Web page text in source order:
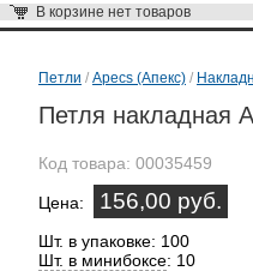
В корзине нет товаров
Петли / Apecs (Апекс) /
Петля накладная
Код товара: 00035459
Цена: 156,00 руб.
Шт. в упаковке: 100
Шт. в минибоксе: 10